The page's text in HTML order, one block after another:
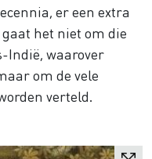
er een extra
het niet om die
Indië, waarover
om de vele
verteld.